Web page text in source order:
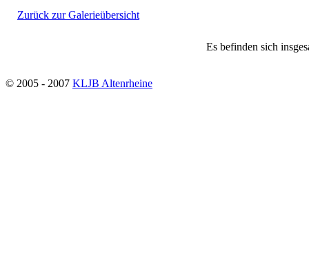
Zurück zur Galerieübersicht
Es befinden sich
© 2005 - 2007 KLJB Altenrheine